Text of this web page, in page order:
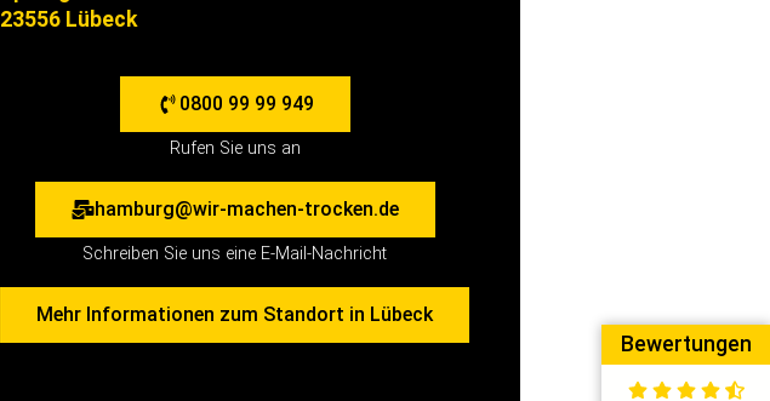
23556 Lübeck
0800 99 99 949
Rufen Sie uns an
hamburg@wir-machen-trocken.de
Schreiben Sie uns eine E-Mail-Nachricht
Mehr Informationen zum Standort in Lübeck
Bewertungen